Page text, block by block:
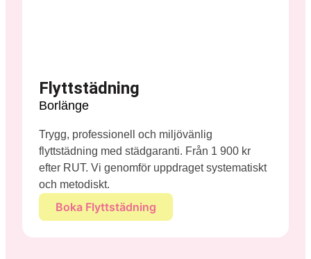
Flyttstädning
Borlänge
Trygg, professionell och miljövänlig
flyttstädning med städgaranti. Från 1 900 kr
efter RUT. Vi genomför uppdraget systematiskt
och metodiskt.
Boka Flyttstädning